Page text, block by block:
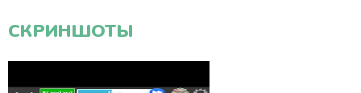
СКРИНШОТЫ